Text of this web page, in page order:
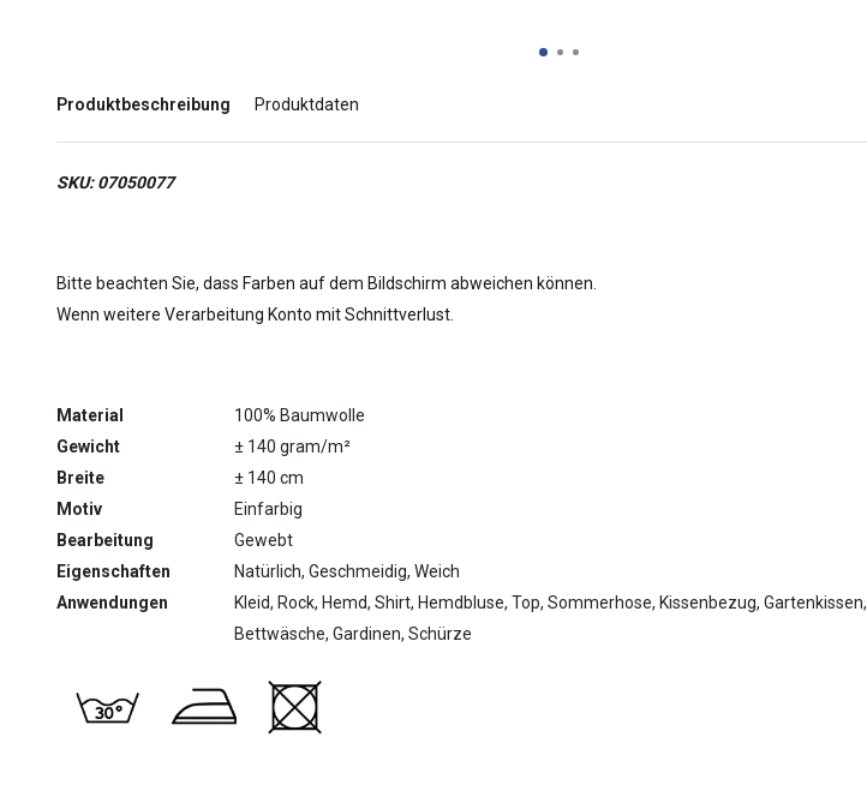
Produktbeschreibung Produktdaten
SKU: 07050077
Bitte beachten Sie, dass Farben auf dem Bildschirm abweichen können.
Wenn weitere Verarbeitung Konto mit Schnittverlust.
Material
100% Baumwolle
Gewicht
± 140 gram/m²
Breite
± 140 cm
Motiv
Einfarbig
Bearbeitung
Gewebt
Eigenschaften
Natürlich, Geschmeidig, Weich
Anwendungen
Kleid, Rock, Hemd, Shirt, Hemdbluse, Top, Sommerhose, Kissenbezug, Gartenkissen,
Bettwäsche, Gardinen, Schürze